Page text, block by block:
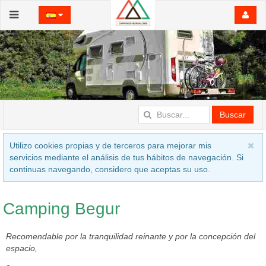
Buscar
Utilizo cookies propias y de terceros para mejorar mis
servicios mediante el análisis de tus hábitos de navegación. Si
continuas navegando, considero que aceptas su uso.
Camping Begur
Recomendable por la tranquilidad reinante y por la concepción del
espacio,